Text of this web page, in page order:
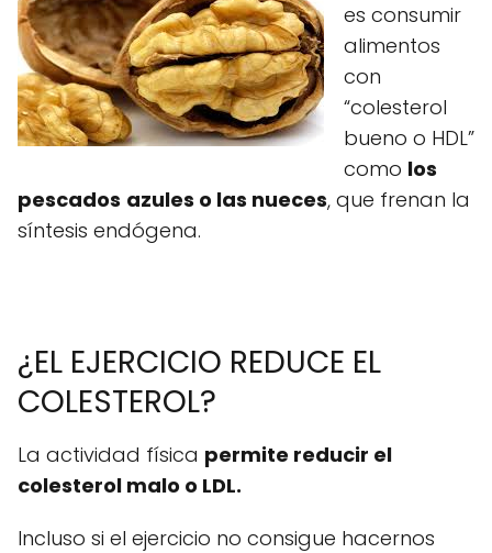
es consumir
alimentos
con
“colesterol
bueno o HDL”
como los
pescados azules o las nueces, que frenan la
síntesis endógena.
¿EL EJERCICIO REDUCE EL
COLESTEROL?
La actividad física permite reducir el
colesterol malo o LDL.
Incluso si el ejercicio no consigue hacernos